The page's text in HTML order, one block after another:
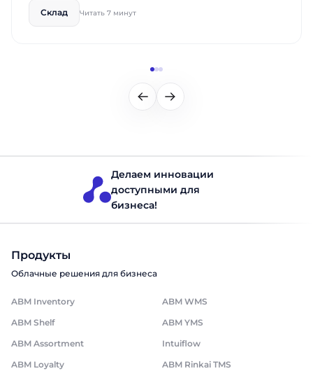
логистику растут, пересортица накапливается, отгрузки
задерживаются. И все это — следствие того, как именно
Склад Читать 7 минут
Делаем инновации
доступными для
бизнеса!
Продукты
Облачные решения для бизнеса
ABM Inventory
ABM WMS
ABM Shelf
ABM YMS
ABM Assortment
Intuiflow
ABM Loyalty
ABM Rinkai TMS